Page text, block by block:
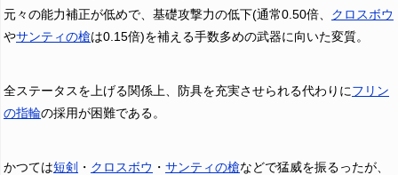
元々の能力補正が低めで、基礎攻撃力の低下(通常0.50倍、 クロスボウ
やサンティの槍は0.15倍)を補える手数多めの武器に向いた変質。
全ステータスを上げる関係上、防具を充実させられる代わりにフリン
の指輪の採用が困難である。
かつては短剣 ・ クロスボウ ・ サンティの槍などで猛威を振るったが、